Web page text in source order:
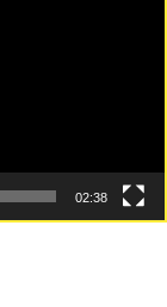
02:38